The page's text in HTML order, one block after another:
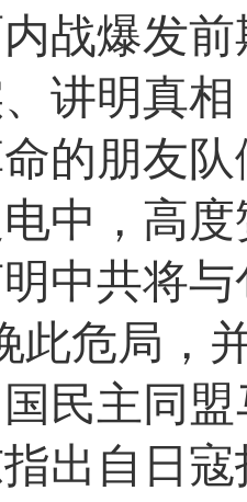
战爆发
讲明真
的朋友
中，高
中共将
此危局，
民主同
出自日